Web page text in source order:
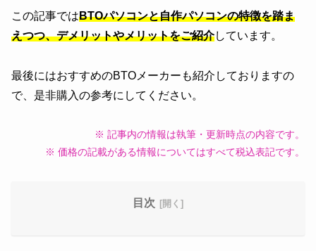
この記事ではBTOパソコンと自作パソコンの特徴を踏ま
えつつ、デメリットやメリットをご紹介しています。
最後にはおすすめのBTOメーカーも紹介しておりますの
で、是非購入の参考にしてください。
※ 記事内の情報は執筆・更新時点の内容です。
※ 価格の記載がある情報についてはすべて税込表記です。
目次